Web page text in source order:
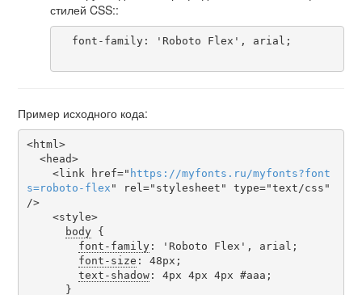
стилей CSS::
Пример исходного кода:
<html>
    <link href="
https ://myfonts . ru/myfonts?font
s=roboto-flex " rel="stylesheet" type="text/css"
/>
body {
font-family: 'Roboto Flex', arial;
font-size : 48px;
text-shadow: 4px 4px 4px #aaa;